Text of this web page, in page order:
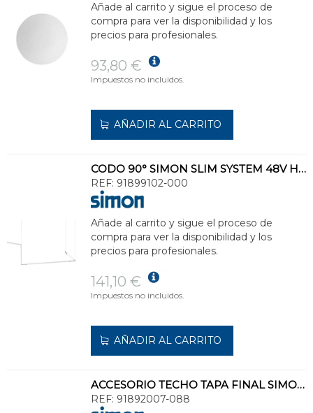
Añade al carrito y sigue el proceso de
compra para ver la disponibilidad y los
precios para profesionales.
93,80 €
Impuestos no incluidos.
AÑADIR AL CARRITO
CODO 90° SIMON SLIM SYSTEM 48V HORIZONTAL ON BOARD DIMMER SUSPENDIDO BLANCO
REF: 91899102-000
Añade al carrito y sigue el proceso de
compra para ver la disponibilidad y los
precios para profesionales.
141,10 €
Impuestos no incluidos.
AÑADIR AL CARRITO
ACCESORIO TECHO TAPA FINAL SIMON SLIM SYSTEM 48V NEGRO
REF: 91892007-088